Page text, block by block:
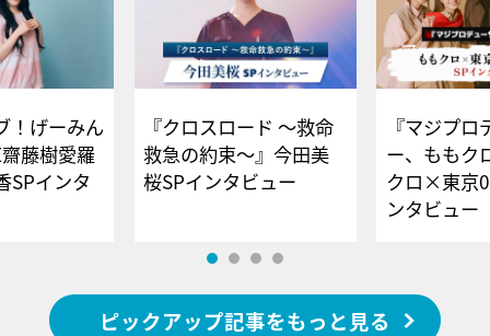
！げーみん
藤樹愛羅
SPインタ
『クロスロード ～救命
救急の約束～』今田美
桜SPインタビュー
『マジプロ
ー、ももク
クロ×東京
ンタビュー
ピックアップ記事をもっと見る